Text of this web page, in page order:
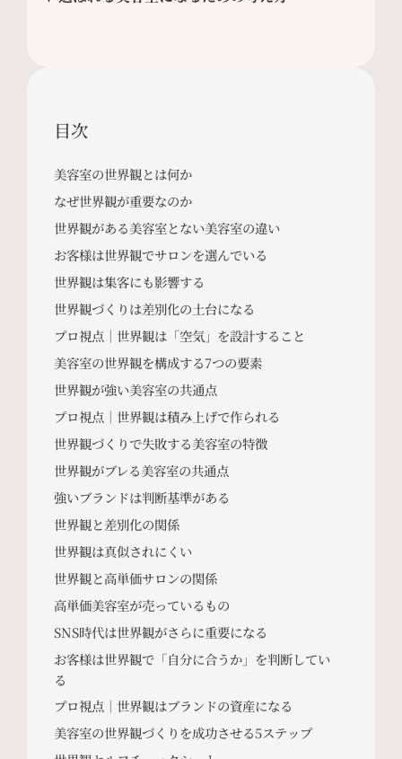
目次
美容室の世界観とは何か
なぜ世界観が重要なのか
世界観がある美容室とない美容室の違い
お客様は世界観でサロンを選んでいる
世界観は集客にも影響する
世界観づくりは差別化の土台になる
プロ視点｜世界観は「空気」を設計すること
美容室の世界観を構成する7つの要素
世界観が強い美容室の共通点
プロ視点｜世界観は積み上げで作られる
世界観づくりで失敗する美容室の特徴
世界観がブレる美容室の共通点
強いブランドは判断基準がある
世界観と差別化の関係
世界観は真似されにくい
世界観と高単価サロンの関係
高単価美容室が売っているもの
SNS時代は世界観がさらに重要になる
お客様は世界観で「自分に合うか」を判断してい
る
プロ視点｜世界観はブランドの資産になる
美容室の世界観づくりを成功させる5ステップ